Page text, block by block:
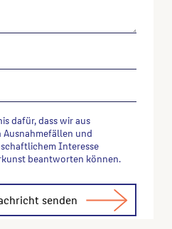
dafür, dass wir aus
und
Interesse
beantworten können.